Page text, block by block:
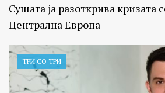
Сушата ја разоткрива кризата
Централна Европа
ТРИ СО ТРИ